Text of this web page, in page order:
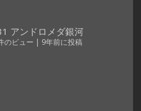
アンドロメダ銀河
のビュー 9年前に投稿